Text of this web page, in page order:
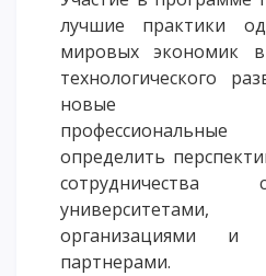
лучшие практики
мировых экономик
технологического
новые
определить
организациями и
партнерами.